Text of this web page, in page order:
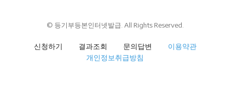
© 등기부등본인터넷발급. All Rights Reserved.
신청하기 결과조회 문의답변
이용약관
개인정보취급방침